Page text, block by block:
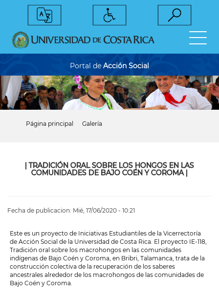
Portal de Acción Social
navegación
Página principal Galería
|TRADICIÓN ORAL SOBRE LOS HONGOS EN LAS
COMUNIDADES DE BAJO COÉN Y COROMA|
Fecha de publicacion: Mié, 17/06/2020 - 10:21
Este es un proyecto de Iniciativas Estudiantiles de la Vicerrectoría
de Acción Social de la Universidad de Costa Rica. El proyecto IE-118,
Tradición oral sobre los macrohongos en las comunidades
indígenas de Bajo Coén y Coroma, en Bribri, Talamanca, trata de la
construcción colectiva de la recuperación de los saberes
ancestrales alrededor de los macrohongos de las comunidades de
Bajo Coén y Coroma.